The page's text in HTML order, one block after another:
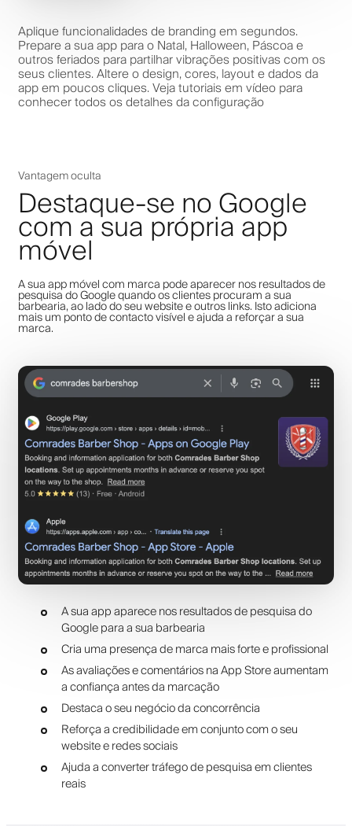
Aplique funcionalidades de branding em segundos.
Prepare a sua app para o Natal, Halloween, Páscoa e
outros feriados para partilhar vibrações positivas com os
seus clientes. Altere o design, cores, layout e dados da
app em poucos cliques. Veja tutoriais em vídeo para
conhecer todos os detalhes da configuração
Vantagem oculta
Destaque-se no Google
com a sua própria app
móvel
A sua app móvel com marca pode aparecer nos resultados de
pesquisa do Google quando os clientes procuram a sua
barbearia, ao lado do seu website e outros links. Isto adiciona
mais um ponto de contacto visível e ajuda a reforçar a sua
marca.
A sua app aparece nos resultados de pesquisa do
Google para a sua barbearia
Cria uma presença de marca mais forte e profissional
As avaliações e comentários na App Store aumentam
a confiança antes da marcação
Destaca o seu negócio da concorrência
Reforça a credibilidade em conjunto com o seu
website e redes sociais
Ajuda a converter tráfego de pesquisa em clientes
reais